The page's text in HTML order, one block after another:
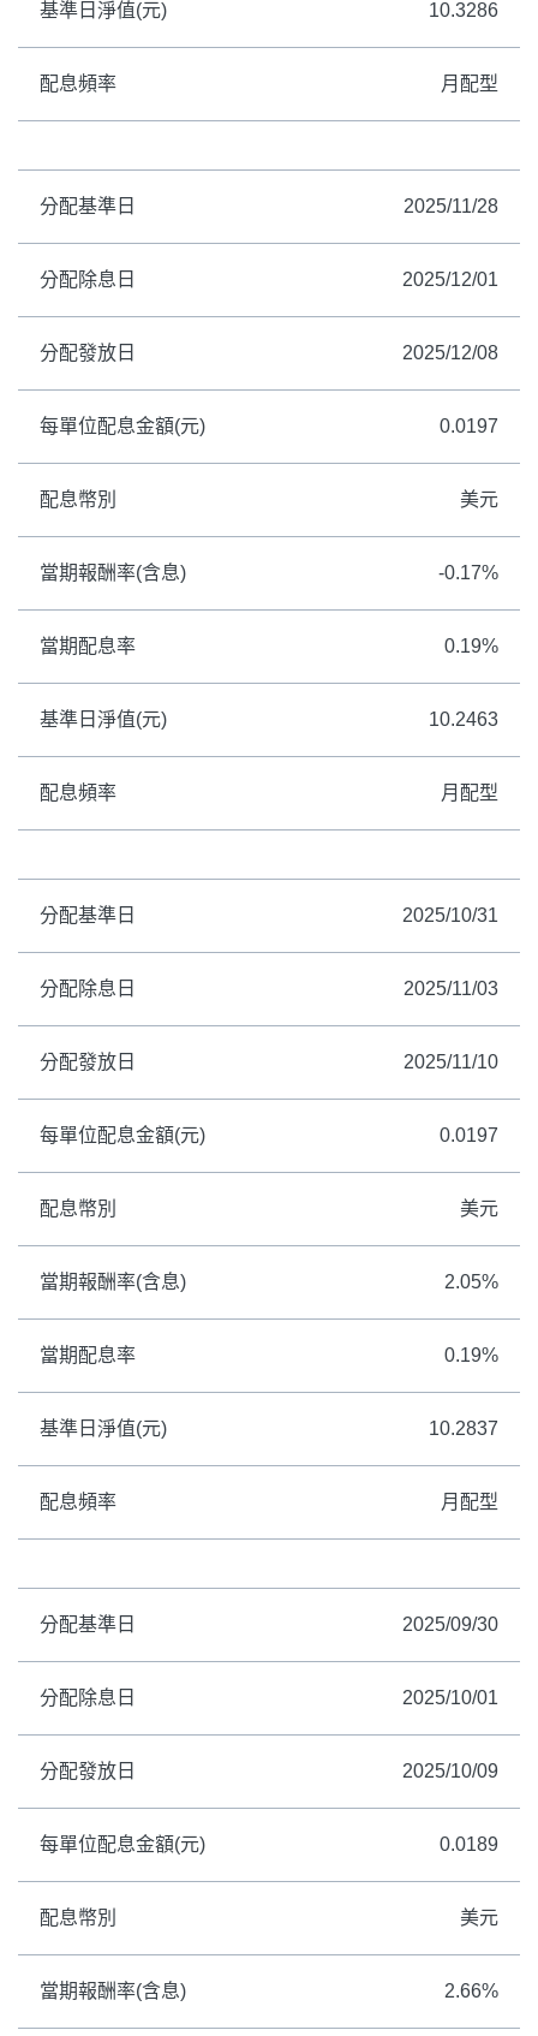
定期(不)定額 高成長基金 月配息
基準日淨值(元) 10.3286
配息頻率 月配型
分配基準日 2025/11/28
分配除息日 2025/12/01
分配發放日 2025/12/08
每單位配息金額(元) 0.0197
配息幣別 美元
當期報酬率(含息) -0.17%
當期配息率 0.19%
基準日淨值(元) 10.2463
配息頻率 月配型
分配基準日 2025/10/31
分配除息日 2025/11/03
分配發放日 2025/11/10
每單位配息金額(元) 0.0197
配息幣別 美元
當期報酬率(含息) 2.05%
當期配息率 0.19%
基準日淨值(元) 10.2837
配息頻率 月配型
分配基準日 2025/09/30
分配除息日 2025/10/01
分配發放日 2025/10/09
每單位配息金額(元) 0.0189
配息幣別 美元
當期報酬率(含息) 2.66%